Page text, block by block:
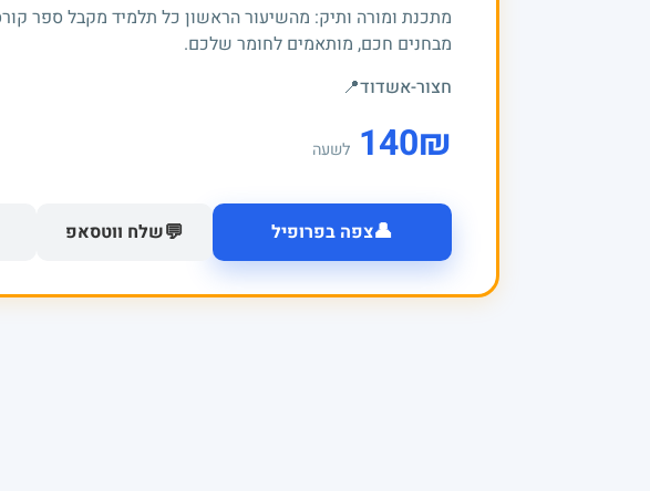
מתכנת ומורה ותיק: מהשיעור הראשון כל תלמיד מקבל ספר
מבחנים חכם, מותאמים לחומר שלכם.
חצור-אשדוד📍
₪
140 לשעה
👤צפה בפרופיל 💬שלח ווטסאפ